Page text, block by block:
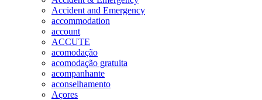
Accident and Emergency
accommodation
account
ACCUTE
acomodação
acomodação gratuita
acompanhante
aconselhamento
Açores